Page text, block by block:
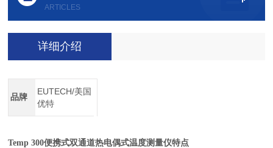
ARTICLES
详细介绍
品牌
EUTECH/美国
优特
Temp 300便携式双通道热电偶式温度测量仪特点